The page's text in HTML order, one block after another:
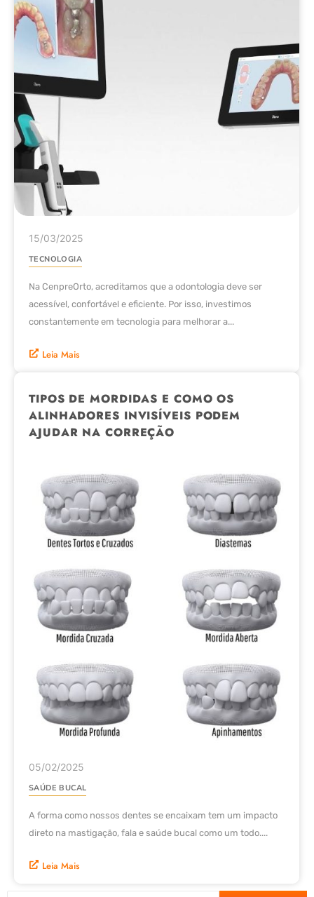
15/03/2025
TECNOLOGIA
Na CenpreOrto, acreditamos que a odontologia deve ser
acessível, confortável e eficiente. Por isso, investimos
constantemente em tecnologia para melhorar a...
Leia Mais
TIPOS DE MORDIDAS E COMO OS
ALINHADORES INVISÍVEIS PODEM
AJUDAR NA CORREÇÃO
05/02/2025
SAÚDE BUCAL
A forma como nossos dentes se encaixam tem um impacto
direto na mastigação, fala e saúde bucal como um todo....
Leia Mais